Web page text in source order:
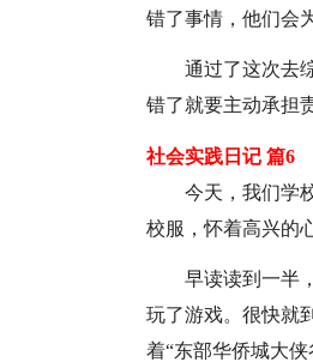
错了事情，他们会
通过了这次去
错了就要主动承担
社会实践日记 篇6
今天，我们学
校服，怀着高兴的
早读读到一半
玩了游戏。很快就
着“东部华侨城大